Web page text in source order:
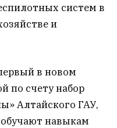
систем в
и
в новом
по счету набор
Алтайского ГАУ,
навыкам